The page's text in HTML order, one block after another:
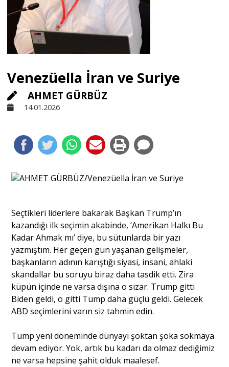
Kültür - Sanat
Ekonomi
Dünya
Söyleşi
Portre
Yazarlar
Eğitim
Dosya Haber
Ankara Analiz
Venezüella İran ve Suriye
AHMET GÜRBÜZ
14.01.2026
Seçtikleri liderlere bakarak Başkan Trump’ın
kazandığı ilk seçimin akabinde, ‘Amerikan Halkı Bu
Kadar Ahmak mı’ diye, bu sütunlarda bir yazı
yazmıştım. Her geçen gün yaşanan gelişmeler,
başkanların adının karıştığı siyasi, insani, ahlaki
skandallar bu soruyu biraz daha tasdik etti. Zira
küpün içinde ne varsa dışına o sızar. Trump gitti
Biden geldi, o gitti Tump daha güçlü geldi. Gelecek
ABD seçimlerini varın siz tahmin edin.
Tump yeni döneminde dünyayı şoktan şoka sokmaya
devam ediyor. Yok, artık bu kadarı da olmaz dediğimiz
ne varsa hepsine şahit olduk maalesef.